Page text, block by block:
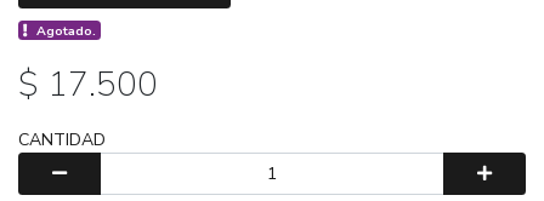
Agotado.
$ 17.500
CANTIDAD